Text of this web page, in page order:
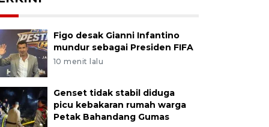
Figo desak Gianni Infantino
mundur sebagai Presiden FIFA
10 menit lalu
Genset tidak stabil diduga
picu kebakaran rumah warga
Petak Bahandang Gumas